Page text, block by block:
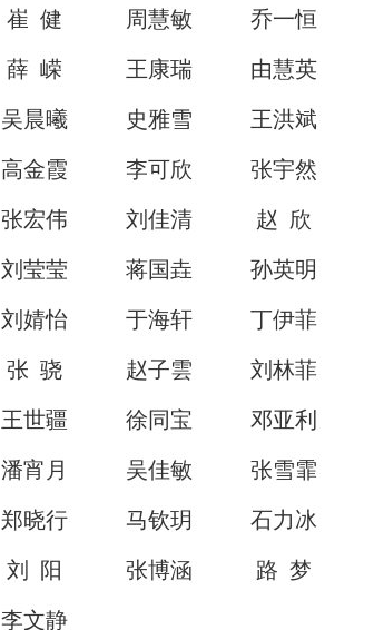
崔 健 周慧敏 乔一恒
薛 嵘 王康瑞 由慧英
吴晨曦 史雅雪 王洪斌
高金霞 李可欣 张宇然
张宏伟 刘佳清 赵 欣
刘莹莹 蒋国垚 孙英明
刘婧怡 于海轩 丁伊菲
张 骁 赵子雲 刘林菲
王世疆 徐同宝 邓亚利
潘宵月 吴佳敏 张雪霏
郑晓行 马钦玥 石力冰
刘 阳 张博涵 路 梦
李文静